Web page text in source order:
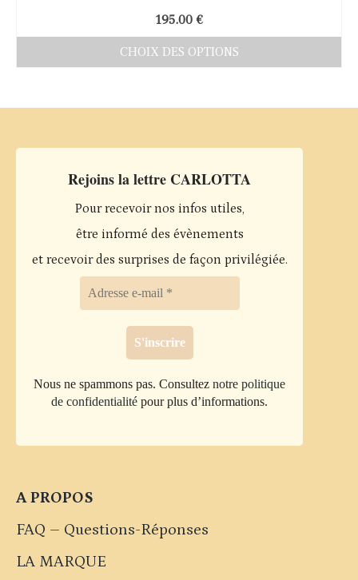
195.00 €
CHOIX DES OPTIONS
plusieurs
variations.
Les
être
la
du
Rejoins la lettre CARLOTTA
Pour recevoir nos infos utiles,
être informé des évènements
et recevoir des surprises de façon privilégiée.
Nous ne spammons pas. Consulteznotre politique
de confidentialité pour plus d’informations.
A PROPOS
FAQ – Questions-Réponses
LA MARQUE